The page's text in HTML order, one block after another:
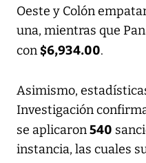
Oeste y Colón
una, mientras que
con $6,934.00.
Asimismo,
Investigación
se aplicaron540
instancia, las cuales